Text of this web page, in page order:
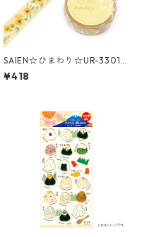
SAIEN☆ひまわり☆UR-3301
☆金箔☆マスキングテープ
¥418